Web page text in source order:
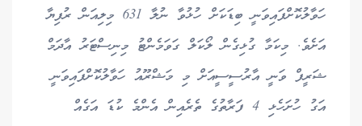
ހަވާލުކޮށްފައިވަނީ ބިޑަކަށް ހުޅުވާ ނުލާ 631 މިލިއަން ރުފިޔާ
އަށެވެ. މިކަމާ ގުޅިގެން ލޯކަލް ގަވަމެންޓު މިނިސްޓަރު އާދަމް
ޝަރީފް ވަނީ އާރުސީސީއަށް މި މަޝްރޫއު ހަވާލުކޮށްފައިވަނީ
އަގު ހުށަހެޅި 4 ފަރާތުގެ ތެރެއިން އެންމެ ކުޑަ އަގެއް